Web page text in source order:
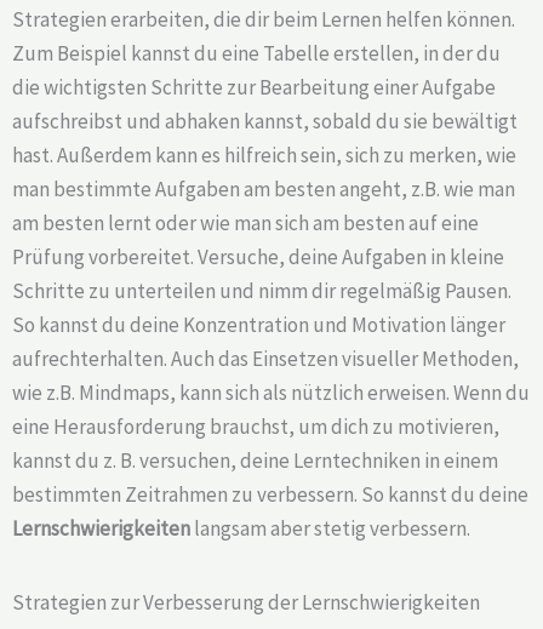
Strategien erarbeiten, die dir beim Lernen helfen können.
Zum Beispiel kannst du eine Tabelle erstellen, in der du
die wichtigsten Schritte zur Bearbeitung einer Aufgabe
aufschreibst und abhaken kannst, sobald du sie bewältigt
hast. Außerdem kann es hilfreich sein, sich zu merken, wie
man bestimmte Aufgaben am besten angeht, z.B. wie man
am besten lernt oder wie man sich am besten auf eine
Prüfung vorbereitet. Versuche, deine Aufgaben in kleine
Schritte zu unterteilen und nimm dir regelmäßig Pausen.
So kannst du deine Konzentration und Motivation länger
aufrechterhalten. Auch das Einsetzen visueller Methoden,
wie z.B. Mindmaps, kann sich als nützlich erweisen. Wenn du
eine Herausforderung brauchst, um dich zu motivieren,
kannst du z. B. versuchen, deine Lerntechniken in einem
bestimmten Zeitrahmen zu verbessern. So kannst du deine
Lernschwierigkeitenlangsam aber stetig verbessern.
Strategien zur Verbesserung der Lernschwierigkeiten